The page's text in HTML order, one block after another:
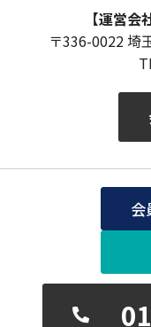
【運営
〒336-0022 埼
会